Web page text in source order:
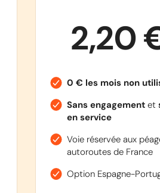
2,20
0 € les mois non
Sans engagementet
en service
Voie réservée aux
autoroutes de France
Option Espagne-